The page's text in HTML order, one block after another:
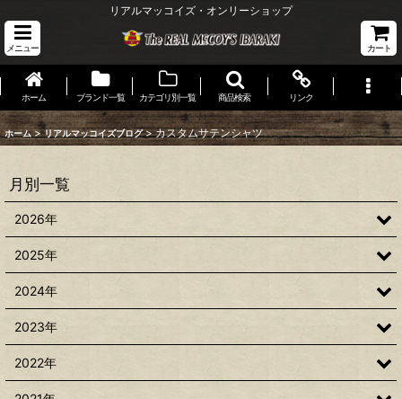
リアルマッコイズ・オンリーショップ
メニュー カート
ホーム ブランド一覧 カテゴリ別一覧 商品検索 リンク
ホーム > リアルマッコイズブログ > カスタムサテンシャツ
月別一覧
2026年
2025年
2024年
2023年
2022年